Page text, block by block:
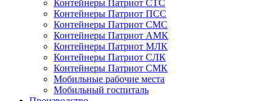
Контейнеры Патриот СТС
Контейнеры Патриот ПСС
Контейнеры Патриот СМС
Контейнеры Патриот АМК
Контейнеры Патриот МЛК
Контейнеры Патриот СЛК
Контейнеры Патриот СМК
Мобильные рабочие места
Мобильный госпиталь